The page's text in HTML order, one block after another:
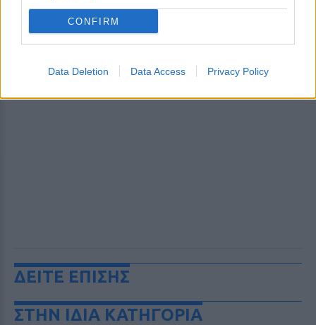
CONFIRM
Data Deletion Data Access Privacy Policy
ΔΕΙΤΕ ΕΠΙΣΗΣ
ΣΤΗΝ ΙΔΙΑ ΚΑΤΗΓΟΡΙΑ